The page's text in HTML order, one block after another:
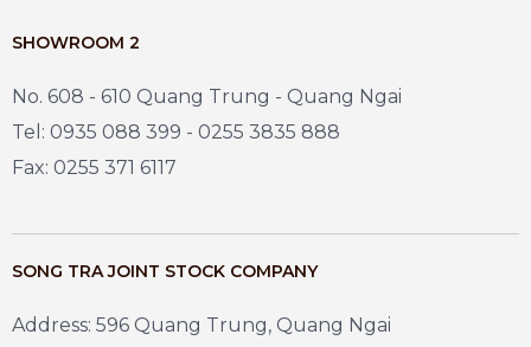
SHOWROOM 2
No. 608 - 610 Quang Trung - Quang Ngai
Tel: 0935 088 399 - 0255 3835 888
Fax: 0255 371 6117
SONG TRA JOINT STOCK COMPANY
Address: 596 Quang Trung, Quang Ngai